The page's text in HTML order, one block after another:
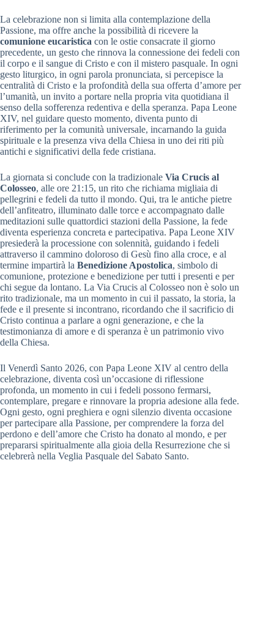
La celebrazione non si limita alla contemplazione della
Passione, ma offre anche la possibilità di ricevere la
comunione eucaristica con le ostie consacrate il giorno
precedente, un gesto che rinnova la connessione dei fedeli con
il corpo e il sangue di Cristo e con il mistero pasquale. In ogni
gesto liturgico, in ogni parola pronunciata, si percepisce la
centralità di Cristo e la profondità della sua offerta d’amore per
l’umanità, un invito a portare nella propria vita quotidiana il
senso della sofferenza redentiva e della speranza. Papa Leone
XIV, nel guidare questo momento, diventa punto di
riferimento per la comunità universale, incarnando la guida
spirituale e la presenza viva della Chiesa in uno dei riti più
antichi e significativi della fede cristiana.
La giornata si conclude con la tradizionale Via Crucis al
Colosseo, alle ore 21:15, un rito che richiama migliaia di
pellegrini e fedeli da tutto il mondo. Qui, tra le antiche pietre
dell’anfiteatro, illuminato dalle torce e accompagnato dalle
meditazioni sulle quattordici stazioni della Passione, la fede
diventa esperienza concreta e partecipativa. Papa Leone XIV
presiederà la processione con solennità, guidando i fedeli
attraverso il cammino doloroso di Gesù fino alla croce, e al
termine impartirà la Benedizione Apostolica, simbolo di
comunione, protezione e benedizione per tutti i presenti e per
chi segue da lontano. La Via Crucis al Colosseo non è solo un
rito tradizionale, ma un momento in cui il passato, la storia, la
fede e il presente si incontrano, ricordando che il sacrificio di
Cristo continua a parlare a ogni generazione, e che la
testimonianza di amore e di speranza è un patrimonio vivo
della Chiesa.
Il Venerdì Santo 2026, con Papa Leone XIV al centro della
celebrazione, diventa così un’occasione di riflessione
profonda, un momento in cui i fedeli possono fermarsi,
contemplare, pregare e rinnovare la propria adesione alla fede.
Ogni gesto, ogni preghiera e ogni silenzio diventa occasione
per partecipare alla Passione, per comprendere la forza del
perdono e dell’amore che Cristo ha donato al mondo, e per
prepararsi spiritualmente alla gioia della Resurrezione che si
celebrerà nella Veglia Pasquale del Sabato Santo.